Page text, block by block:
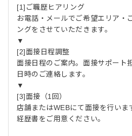
[1]ご職歴ヒアリング
お電話・メールでご希望エリア・
ングをさせていただきます。
▼
[2]面接日程調整
面接日程のご案内。面接サポート
日時のご連絡します。
▼
[3]面接（1回）
店舗またはWEBにて面接を行いま
経歴書をご用意ください。